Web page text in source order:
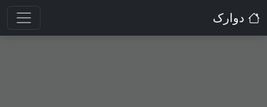
دوارک